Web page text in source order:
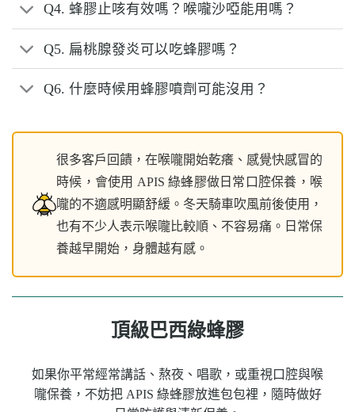
Q4. 蜂膠止咳有效嗎？喉嚨沙啞能用嗎？
Q5. 扁桃腺發炎可以吃蜂膠嗎？
Q6. 什麼時候用蜂膠噴劑可能沒用？
很多客戶回饋，在喉嚨開始乾癢、感覺快感冒的
時候，會使用 APIS 綠蜂膠做日常口腔保養，喉
嚨的不適感明顯舒緩。冬天騎車吹風前後使用，
也有不少人表示喉嚨比較順、不容易痛。日常保
養越早開始，身體越有感。
頂級巴西綠蜂膠
如果你平常經常講話、熬夜、唱歌，或重視口腔與喉
嚨保養，不妨把 APIS 綠蜂膠放進包包裡，隨時做好